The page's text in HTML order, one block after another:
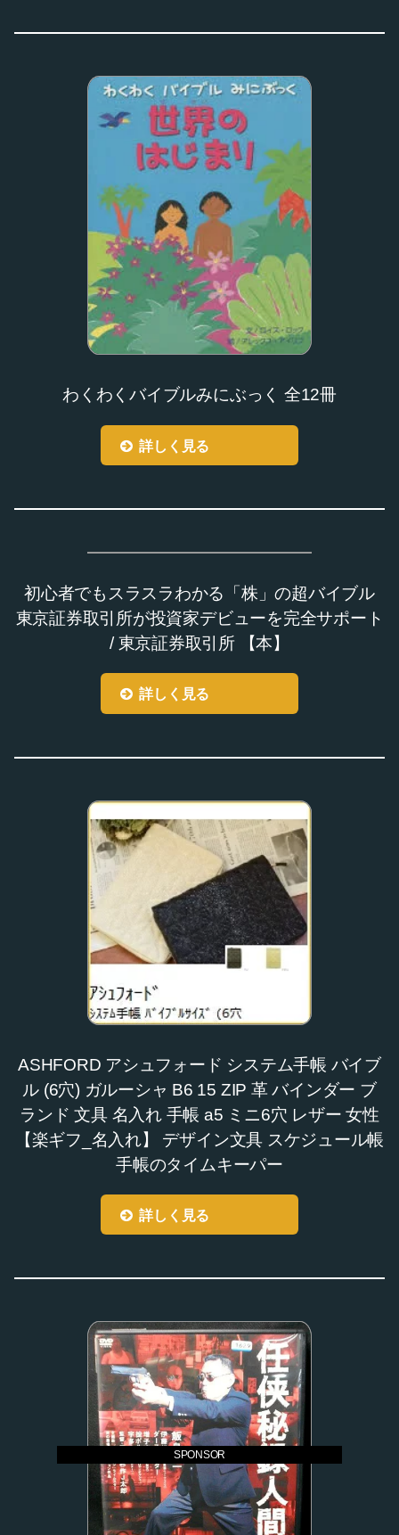
わくわくバイブルみにぶっく 全12冊
詳しく見る
初心者でもスラスラわかる「株」の超バイブル
東京証券取引所が投資家デビューを完全サポート
/ 東京証券取引所 【本】
詳しく見る
ASHFORD アシュフォード システム手帳 バイブ
ル (6穴) ガルーシャ B6 15 ZIP 革 バインダー ブ
ランド 文具 名入れ 手帳 a5 ミニ6穴 レザー 女性
【楽ギフ_名入れ】 デザイン文具 スケジュール帳
手帳のタイムキーパー
詳しく見る
SPONSOR